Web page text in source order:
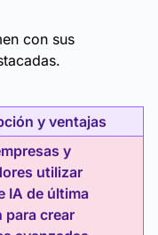
con sus
y ventajas
y
utilizar
IA de última
para crear